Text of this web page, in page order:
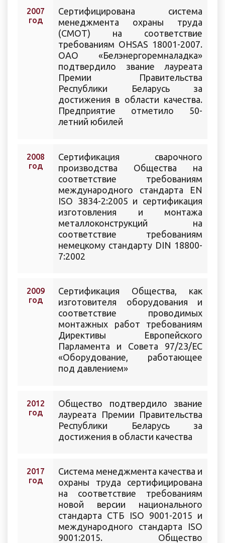
2007
год
Сертифицирована система
менеджмента охраны труда
(СМОТ) на соответствие
требованиям OHSAS 18001-2007.
ОАО «Белэнергоремналадка»
подтвердило звание лауреата
Премии Правительства
Республики Беларусь за
достижения в области качества.
Предприятие отметило 50-
летний юбилей
2008
год
Сертификация сварочного
производства Общества на
соответствие требованиям
международного стандарта EN
ISO 3834-2:2005 и сертификация
изготовления и монтажа
металлоконструкций на
соответствие требованиям
немецкому стандарту DIN 18800-
7:2002
2009
год
Cертификация Общества, как
изготовителя оборудования и
соответствие проводимых
монтажных работ требованиям
Директивы Европейского
Парламента и Совета 97/23/ЕС
«Оборудование, работающее
под давлением»
2012
год
Общество подтвердило звание
лауреата Премии Правительства
Республики Беларусь за
достижения в области качества
2017
год
Cистема менеджмента качества и
охраны труда сертифицирована
на соответствие требованиям
новой версии национального
стандарта СТБ ISO 9001-2015 и
международного стандарта ISO
9001:2015. Общество